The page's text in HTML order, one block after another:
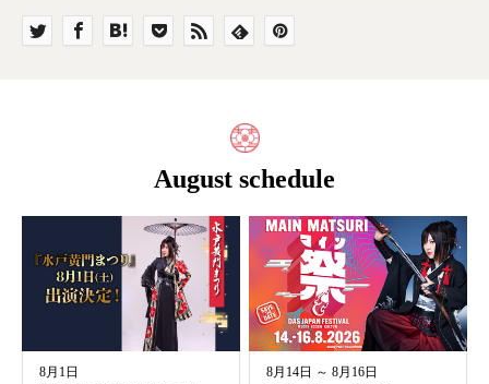
August schedule
8月1日 8月14日 ～ 8月16日